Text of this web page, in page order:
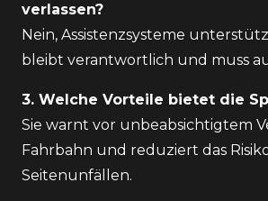
verlassen?
Nein, Assistenzsysteme
bleibt verantwortlich und muss
3. Welche Vorteile bietet die
Sie warnt vor unbeabsichtigtem
Fahrbahn und reduziert das
Seitenunfällen.